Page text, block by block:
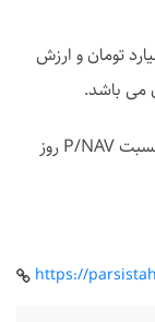
پرتفوی غیر بورسی شرکت 636 میلیارد تومان و ارزش
بدین ترتیب NAV هر سهم #وکادو 4,611 ریال و نسبت P/NAV روز
https://